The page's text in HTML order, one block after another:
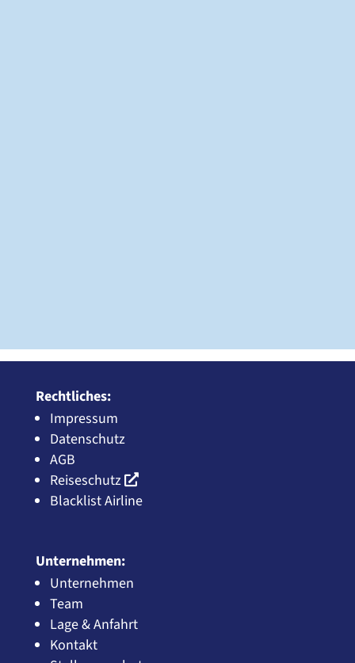
Rechtliches:
Impressum
Datenschutz
AGB
Reiseschutz
Blacklist Airline
Unternehmen:
Unternehmen
Team
Lage & Anfahrt
Kontakt